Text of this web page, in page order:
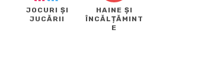
JOCURI ȘI
JUCĂRII
HAINE ȘI
ÎNCĂLȚĂMINT
E